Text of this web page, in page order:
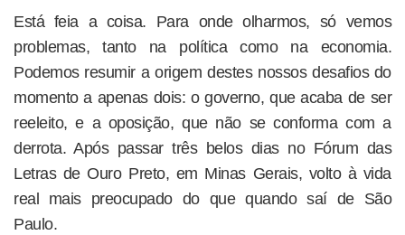
Está feia a coisa. Para onde olharmos, só vemos
problemas, tanto na política como na economia.
Podemos resumir a origem destes nossos desafios do
momento a apenas dois: o governo, que acaba de ser
reeleito, e a oposição, que não se conforma com a
derrota. Após passar três belos dias no Fórum das
Letras de Ouro Preto, em Minas Gerais, volto à vida
real mais preocupado do que quando saí de São
Paulo.